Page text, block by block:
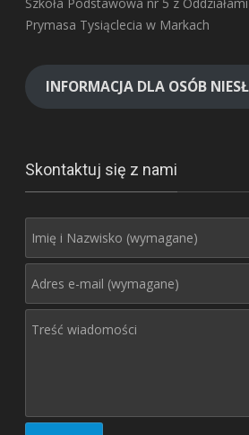
Prymasa Tysiąclecia w Markach
INFORMACJA DLA OSÓB
Skontaktuj się z nami